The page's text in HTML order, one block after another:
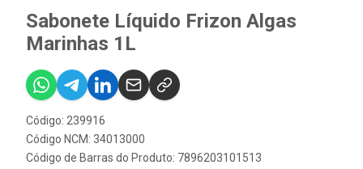
Sabonete Líquido Frizon Algas
Marinhas 1L
Código: 239916
Código NCM: 34013000
Código de Barras do Produto: 7896203101513